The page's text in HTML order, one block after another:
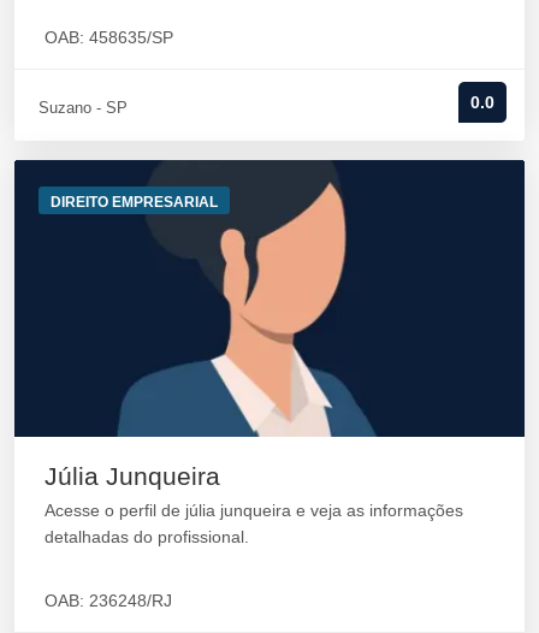
OAB: 458635/SP
Suzano - SP 0.0
DIREITO EMPRESARIAL
Júlia Junqueira
Acesse o perfil de júlia junqueira e veja as informações
detalhadas do profissional.
OAB: 236248/RJ